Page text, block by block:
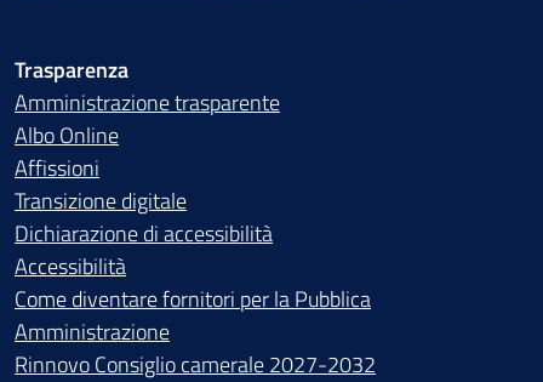
Trasparenza
Amministrazione trasparente
Albo Online
Affissioni
Transizione digitale
Dichiarazione di accessibilità
Accessibilità
Come diventare fornitori per la Pubblica
Amministrazione
Rinnovo Consiglio camerale 2027-2032